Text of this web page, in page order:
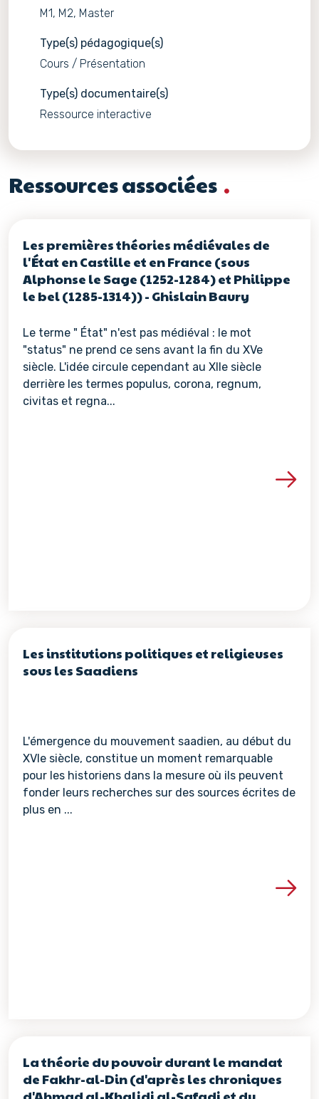
M1, M2, Master
Type(s) pédagogique(s)
Cours / Présentation
Type(s) documentaire(s)
Ressource interactive
Ressources associées
Les premières théories médiévales de
l'État en Castille et en France (sous
Alphonse le Sage (1252-1284) et Philippe
le bel (1285-1314)) - Ghislain Baury
Le terme " État" n'est pas médiéval : le mot
"status" ne prend ce sens avant la fin du XVe
siècle. L'idée circule cependant au XIIe siècle
derrière les termes populus, corona, regnum,
civitas et regna...
Voir les détails de la
Les institutions politiques et religieuses
sous les Saadiens
L'émergence du mouvement saadien, au début du
XVIe siècle, constitue un moment remarquable
pour les historiens dans la mesure où ils peuvent
fonder leurs recherches sur des sources écrites de
plus en ...
Voir les détails de la
La théorie du pouvoir durant le mandat
de Fakhr-al-Din (d'après les chroniques